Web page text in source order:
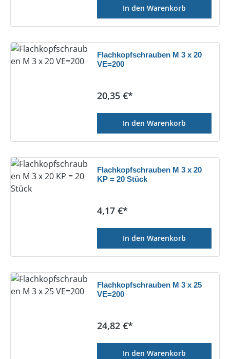
In den Warenkorb
Flachkopfschrauben M 3 x 20
VE=200
Regulärer Preis:
20,35 €*
In den Warenkorb
Flachkopfschrauben M 3 x 20
KP = 20 Stück
Regulärer Preis:
4,17 €*
In den Warenkorb
Flachkopfschrauben M 3 x 25
VE=200
Regulärer Preis:
24,82 €*
In den Warenkorb